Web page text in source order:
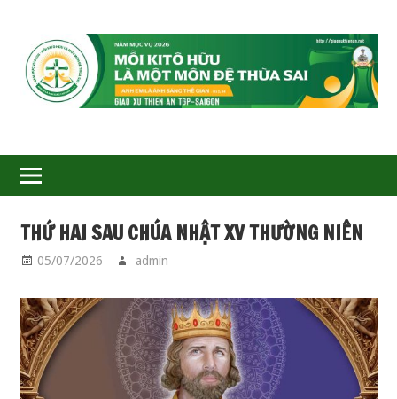
GIÁO
XỨ
THIÊN
ÂN-
TGP
SAIGON
THỨ HAI SAU CHÚA NHẬT XV THƯỜNG NIÊN
05/07/2026 admin